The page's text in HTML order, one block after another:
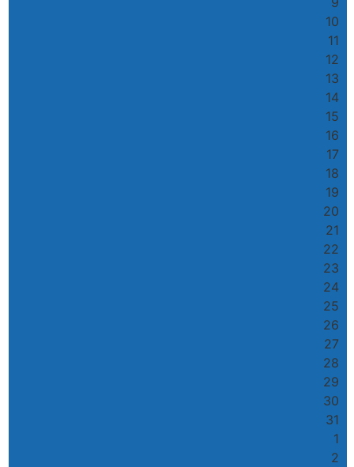
10
11
12
13
14
15
16
17
18
19
20
21
22
23
24
25
26
27
28
29
30
31
1
2